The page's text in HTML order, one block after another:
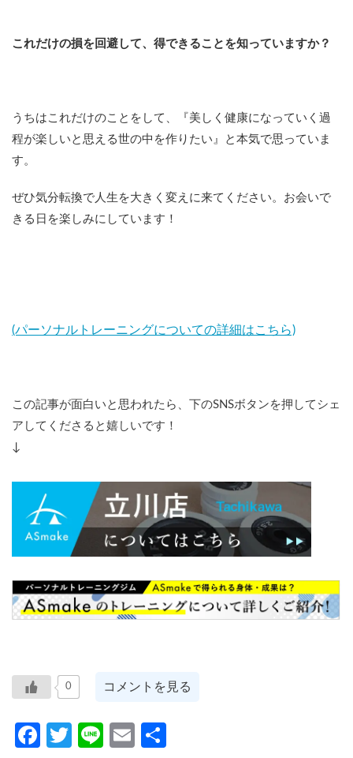
これだけの損を回避して、得できることを知っていますか？
うちはこれだけのことをして、『美しく健康になっていく過
程が楽しいと思える世の中を作りたい』と本気で思っていま
す。
ぜひ気分転換で人生を大きく変えに来てください。お会いで
きる日を楽しみにしています！
(パーソナルトレーニングについての詳細はこちら)
この記事が面白いと思われたら、下のSNSボタンを押してシェ
アしてくださると嬉しいです！
↓
0 コメントを見る
Facebook
Twitter
LineEmail